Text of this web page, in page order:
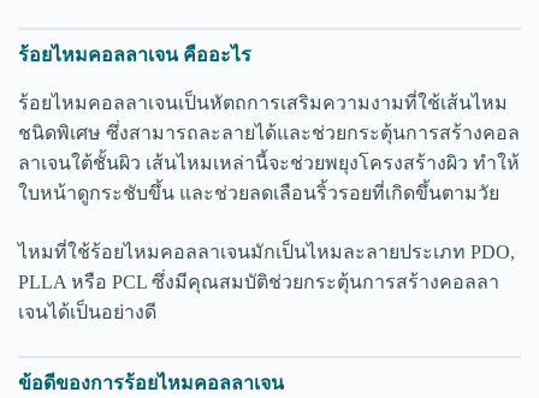
ร้อยไหมคอลลาเจน คืออะไร
ร้อยไหมคอลลาเจนเป็นหัตถการเสริมความงามที่ใช้เส้นไหม
ชนิดพิเศษ ซึ่งสามารถละลายได้และช่วยกระตุ้นการสร้างคอล
ลาเจนใต้ชั้นผิว เส้นไหมเหล่านี้จะช่วยพยุงโครงสร้างผิว ทำให้
ใบหน้าดูกระชับขึ้น และช่วยลดเลือนริ้วรอยที่เกิดขึ้นตามวัย
ไหมที่ใช้ร้อยไหมคอลลาเจนมักเป็นไหมละลายประเภท PDO,
PLLA หรือ PCL ซึ่งมีคุณสมบัติช่วยกระตุ้นการสร้างคอลลา
เจนได้เป็นอย่างดี
ข้อดีของการร้อยไหมคอลลาเจน